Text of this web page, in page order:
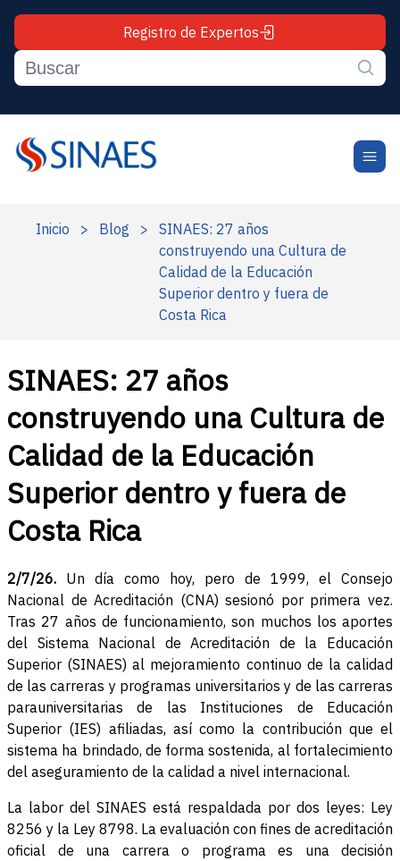
Registro de Expertos
Inicio > Blog >
SINAES: 27 años
construyendo una Cultura de
Calidad de la Educación
Superior dentro y fuera de
Costa Rica
SINAES: 27 años
construyendo una Cultura de
Calidad de la Educación
Superior dentro y fuera de
Costa Rica
2/7/26. Un día como hoy, pero de 1999, el Consejo
Nacional de Acreditación (CNA) sesionó por primera vez.
Tras 27 años de funcionamiento, son muchos los aportes
del Sistema Nacional de Acreditación de la Educación
Superior (SINAES) al mejoramiento continuo de la calidad
de las carreras y programas universitarios y de las carreras
parauniversitarias de las Instituciones de Educación
Superior (IES) afiliadas, así como la contribución que el
sistema ha brindado, de forma sostenida, al fortalecimiento
del aseguramiento de la calidad a nivel internacional.
La labor del SINAES está respaldada por dos leyes: Ley
8256 y la Ley 8798. La evaluación con fines de acreditación
oficial de una carrera o programa es una decisión